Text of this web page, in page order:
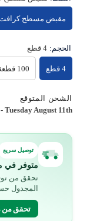
مقبض مسطح كرافت
الحجم: 4 قطع
4 قطع 100 قطعة
الشحن المتوقع
-Tuesday August 11th
توصيل سريع
متوفر في
تحقق من
المجدول
تحقق من